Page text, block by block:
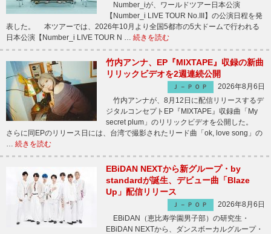
Number_iが、ワールドツアー日本公演
【Number_i LIVE TOUR No.III】の公演日程を発
表した。 本ツアーでは、2026年10月より全国5都市の5大ドームで行われる
日本公演【Number_i LIVE TOUR N … 続きを読む
竹内アンナ、EP『MIXTAPE』収録の新曲
リリックビデオを2週連続公開
Ｊ－ＰＯＰ
2026年8月6日
竹内アンナが、8月12日に配信リリースするデ
ジタルコンセプトEP『MIXTAPE』収録曲「My
secret plum」のリリックビデオを公開した。
さらに同EPのリリース日には、台湾で撮影されたリード曲「ok, love song」の
… 続きを読む
EBiDAN NEXTから新グループ・by
standardが誕生、デビュー曲「Blaze
Up」配信リリース
Ｊ－ＰＯＰ
2026年8月6日
EBiDAN（恵比寿学園男子部）の研究生・
EBiDAN NEXTから、ダンスボーカルグループ・